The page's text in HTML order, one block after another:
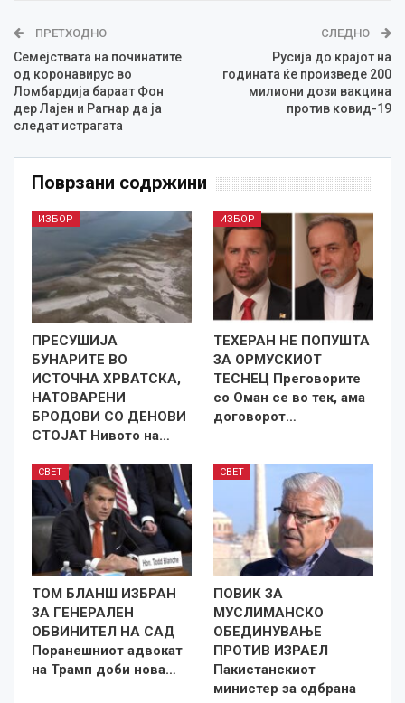
ПРЕТХОДНО
Семејствата на починатите
од коронавирус во
Ломбардија бараат Фон
дер Лајен и Рагнар да ја
следат истрагата
СЛЕДНО
Русија до крајот на
годината ќе произведе 200
милиони дози вакцина
против ковид-19
Поврзани содржини
ИЗБОР
ПРЕСУШИЈА
БУНАРИТЕ ВО
ИСТОЧНА ХРВАТСКА,
НАТОВАРЕНИ
БРОДОВИ СО ДЕНОВИ
СТОЈАТ Нивото на…
ИЗБОР
ТЕХЕРАН НЕ ПОПУШТА
ЗА ОРМУСКИОТ
ТЕСНЕЦ Преговорите
со Оман се во тек, ама
договорот…
СВЕТ
ТОМ БЛАНШ ИЗБРАН
ЗА ГЕНЕРАЛЕН
ОБВИНИТЕЛ НА САД
Поранешниот адвокат
на Трамп доби нова…
СВЕТ
ПОВИК ЗА
МУСЛИМАНСКО
ОБЕДИНУВАЊЕ
ПРОТИВ ИЗРАЕЛ
Пакистанскиот
министер за одбрана